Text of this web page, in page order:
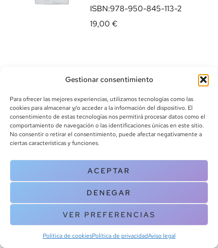
Gestionar consentimiento
Para ofrecer las mejores experiencias, utilizamos tecnologías como las
cookies para almacenar y/o acceder a la información del dispositivo. El
consentimiento de estas tecnologías nos permitirá procesar datos como el
comportamiento de navegación o las identificaciones únicas en este sitio.
No consentir o retirar el consentimiento, puede afectar negativamente a
ciertas características y funciones.
ACEPTAR
DENEGAR
VER PREFERENCIAS
Política de cookiesPolítica de privacidadAviso legal
ISBN:978-950-845-113-2
19,00 €
info@canoalibros.com
pedidos@canoalibros.com
+34 934 242 391
CONTACTO
Copyright © 2025 Canoa Libros. All Rights Reserved |
cookies
| Aviso legal